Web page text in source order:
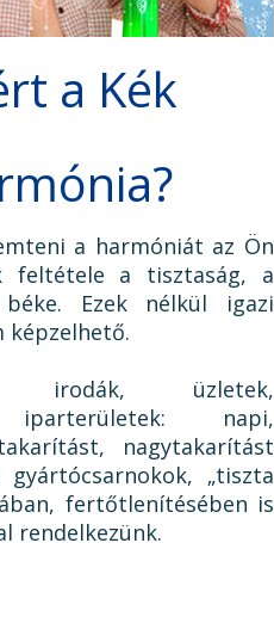
a Kék
a harmóniát az Ön
feltétele a tisztaság, a
Ezek nélkül igazi
képzelhető.
irodák, üzletek,
iparterületek: napi,
nagytakarítást
„tiszta
fertőtlenítésében is
rendelkezünk.